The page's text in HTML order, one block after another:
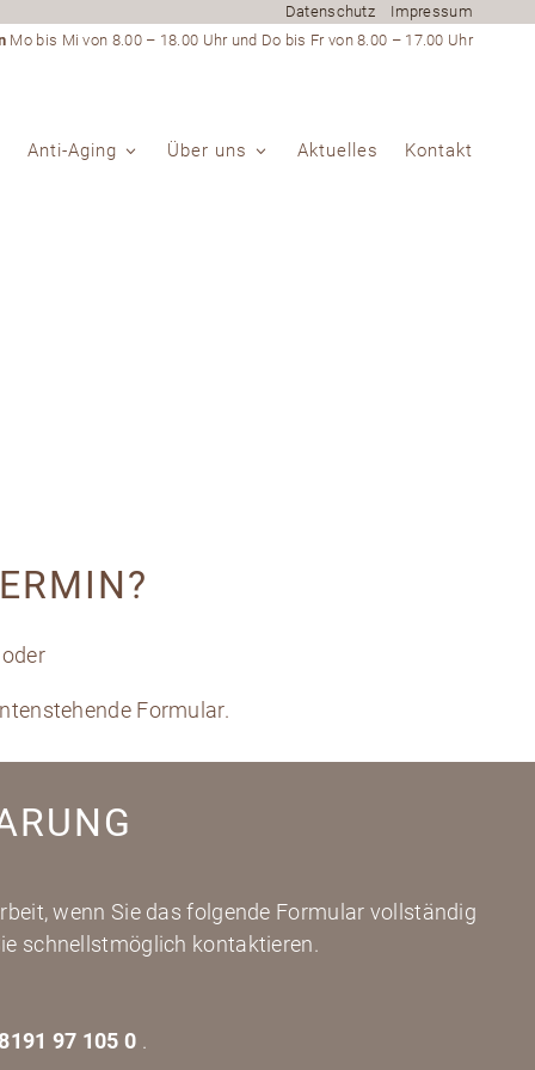
Datenschutz
Impressum
Mo bis Mi von 8.00 – 18.00 Uhr und Do bis Fr von 8.00 – 17.00 Uhr
Anti-Aging Über uns Aktuelles Kontakt
oder
Formular.
wenn Sie das folgende Formular vollständig
schnellstmöglich kontaktieren.
97 105 0 .